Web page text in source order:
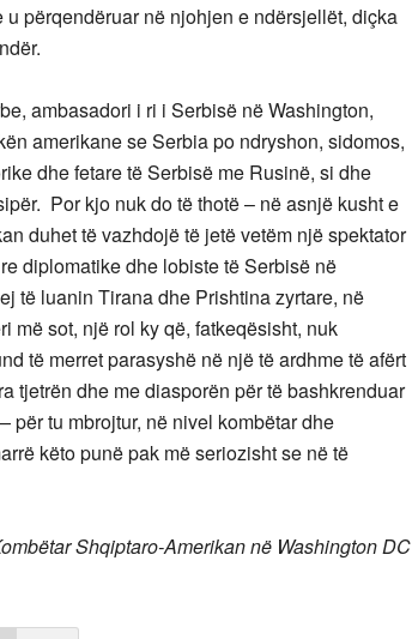
përqendëruar në njohjen e ndërsjellët, diçka
ambasadori i ri i Serbisë në Washington,
amerikane se Serbia po ndryshon, sidomos,
dhe fetare të Serbisë me Rusinë, si dhe
Por kjo nuk do të thotë – në asnjë kusht e
duhet të vazhdojë të jetë vetëm një spektator
diplomatike dhe lobiste të Serbisë në
të luanin Tirana dhe Prishtina zyrtare, në
më sot, një rol ky që, fatkeqësisht, nuk
të merret parasyshë në një të ardhme të afërt
tjetrën dhe me diasporën për të bashkrenduar
tu mbrojtur, në nivel kombëtar dhe
këto punë pak më seriozisht se në të
Shqiptaro-Amerikan në Washington DC